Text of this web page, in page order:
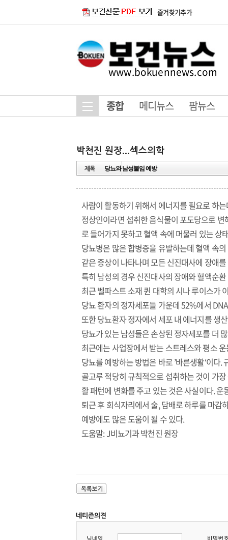
즐겨찾기추가
www.bokuennews.com
종합 메디뉴스 팜뉴스
당뇨와 남성불임 예방
사람이 활동하기 위해서 에너지를 필요로 하
정상인이라면 섭취한 음식물이 포도당으로
로 들어가지 못하고 혈액 속에 머물러 있는 상
당뇨병은 많은 합병증을 유발하는데 혈액 속
같은 증상이 나타나며 모든 신진대사에 장애
특히 남성의 경우 신진대사의 장애와 혈액순
최근 벨파스트 소재 퀸 대학의 시나 루이스가
당뇨 환자의 정자세포들 가운데 52%에서
또한 당뇨환자 정자에서 세포 내 에너지를 생
당뇨가 있는 남성들은 손상된 정자세포를 더
최근에는 사업장에서 받는 스트레스와 평소
당뇨를 예방하는 방법은 바로 ’바른생활‘이
골고루 적당히 규칙적으로 섭취하는 것이 가
활 패턴에 변화를 주고 있는 것은 사실이다. 운
퇴근 후 회식자리에서 술, 담배로 하루를 마
예방에도 많은 도움이 될 수 있다.
도움말: J비뇨기과 박천진 원장